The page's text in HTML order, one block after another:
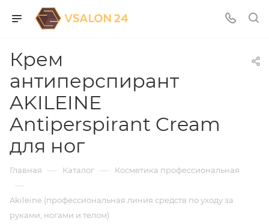
Крем
антиперспирант
AKILEINE
Antiperspirant Cream
для ног
Главная — Каталог — Косметика профессиональная
—
Akileine (профессиональная линия средств по уходу за
руками, ногами и телом)